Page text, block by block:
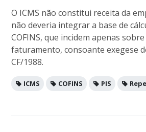
O ICMS não constitui receita da
não deveria integrar a base de
COFINS, que incidem apenas
faturamento, consoante exegese
CF/1988.
ICMS COFINS PIS